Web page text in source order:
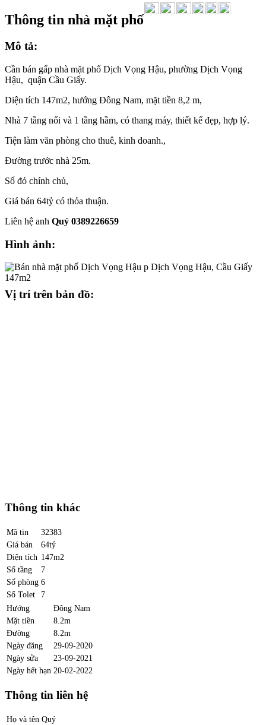
Thông tin nhà mặt phố
Mô tả:
Cần bán gấp nhà mặt phố Dịch Vọng Hậu, phường Dịch Vọng
Hậu, quận Cầu Giấy.
Diện tích 147m2, hướng Đông Nam, mặt tiền 8,2 m,
Nhà 7 tầng nổi và 1 tầng hầm, có thang máy, thiết kế đẹp, hợp lý.
Tiện làm văn phòng cho thuê, kinh doanh.,
Đường trước nhà 25m.
Sổ đỏ chính chủ,
Giá bán 64tỷ có thỏa thuận.
Liên hệ anh Quý 0389226659
Hình ảnh:
Vị trí trên bản đồ:
Thông tin khác
Mã tin
32383
Giá bán
64tỷ
Diện tích 147m2
Số tầng
7
Số phòng 6
Số Tolet
7
Hướng
Đông Nam
Mặt tiền
8.2m
Đường
8.2m
Ngày đăng
29-09-2020
Ngày sửa
23-09-2021
Ngày hết hạn 20-02-2022
Thông tin liên hệ
Họ và tên Quý